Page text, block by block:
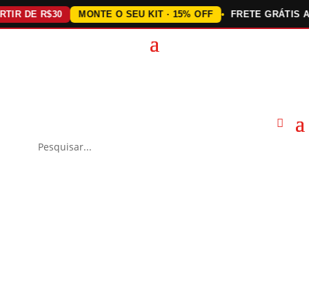
R$30 MONTE O SEU KIT · 15% OFF FRETE GRÁTIS